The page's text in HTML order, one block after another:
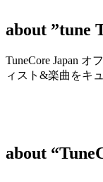
about ”tune
TuneCore Japan
ィスト&楽曲をキ
about